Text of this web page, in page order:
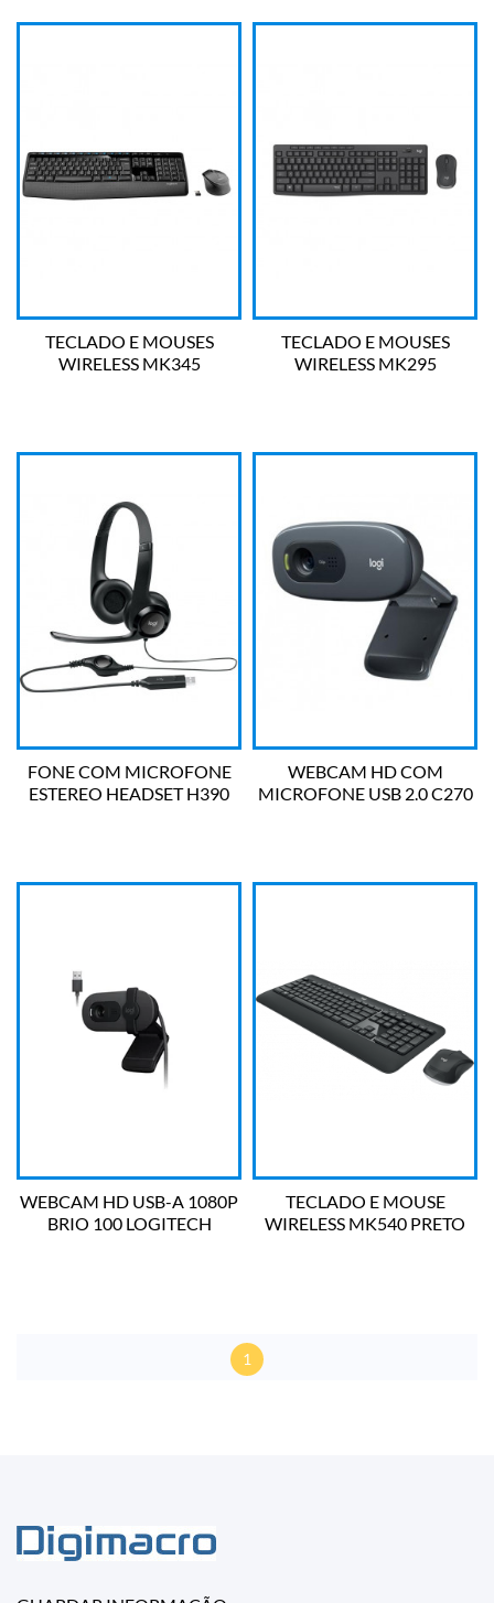
TECLADO E MOUSES
WIRELESS MK345
TECLADO E MOUSES
WIRELESS MK295
FONE COM MICROFONE
ESTEREO HEADSET H390
WEBCAM HD COM
MICROFONE USB 2.0 C270
WEBCAM HD USB-A 1080P
BRIO 100 LOGITECH
TECLADO E MOUSE
WIRELESS MK540 PRETO
1